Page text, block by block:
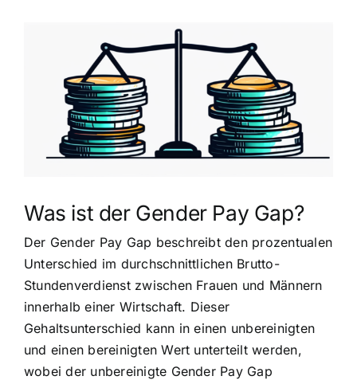
Was ist der Gender Pay Gap?
Der Gender Pay Gap beschreibt den prozentualen
Unterschied im durchschnittlichen Brutto-
Stundenverdienst zwischen Frauen und Männern
innerhalb einer Wirtschaft. Dieser
Gehaltsunterschied kann in einen unbereinigten
und einen bereinigten Wert unterteilt werden,
wobei der unbereinigte Gender Pay Gap